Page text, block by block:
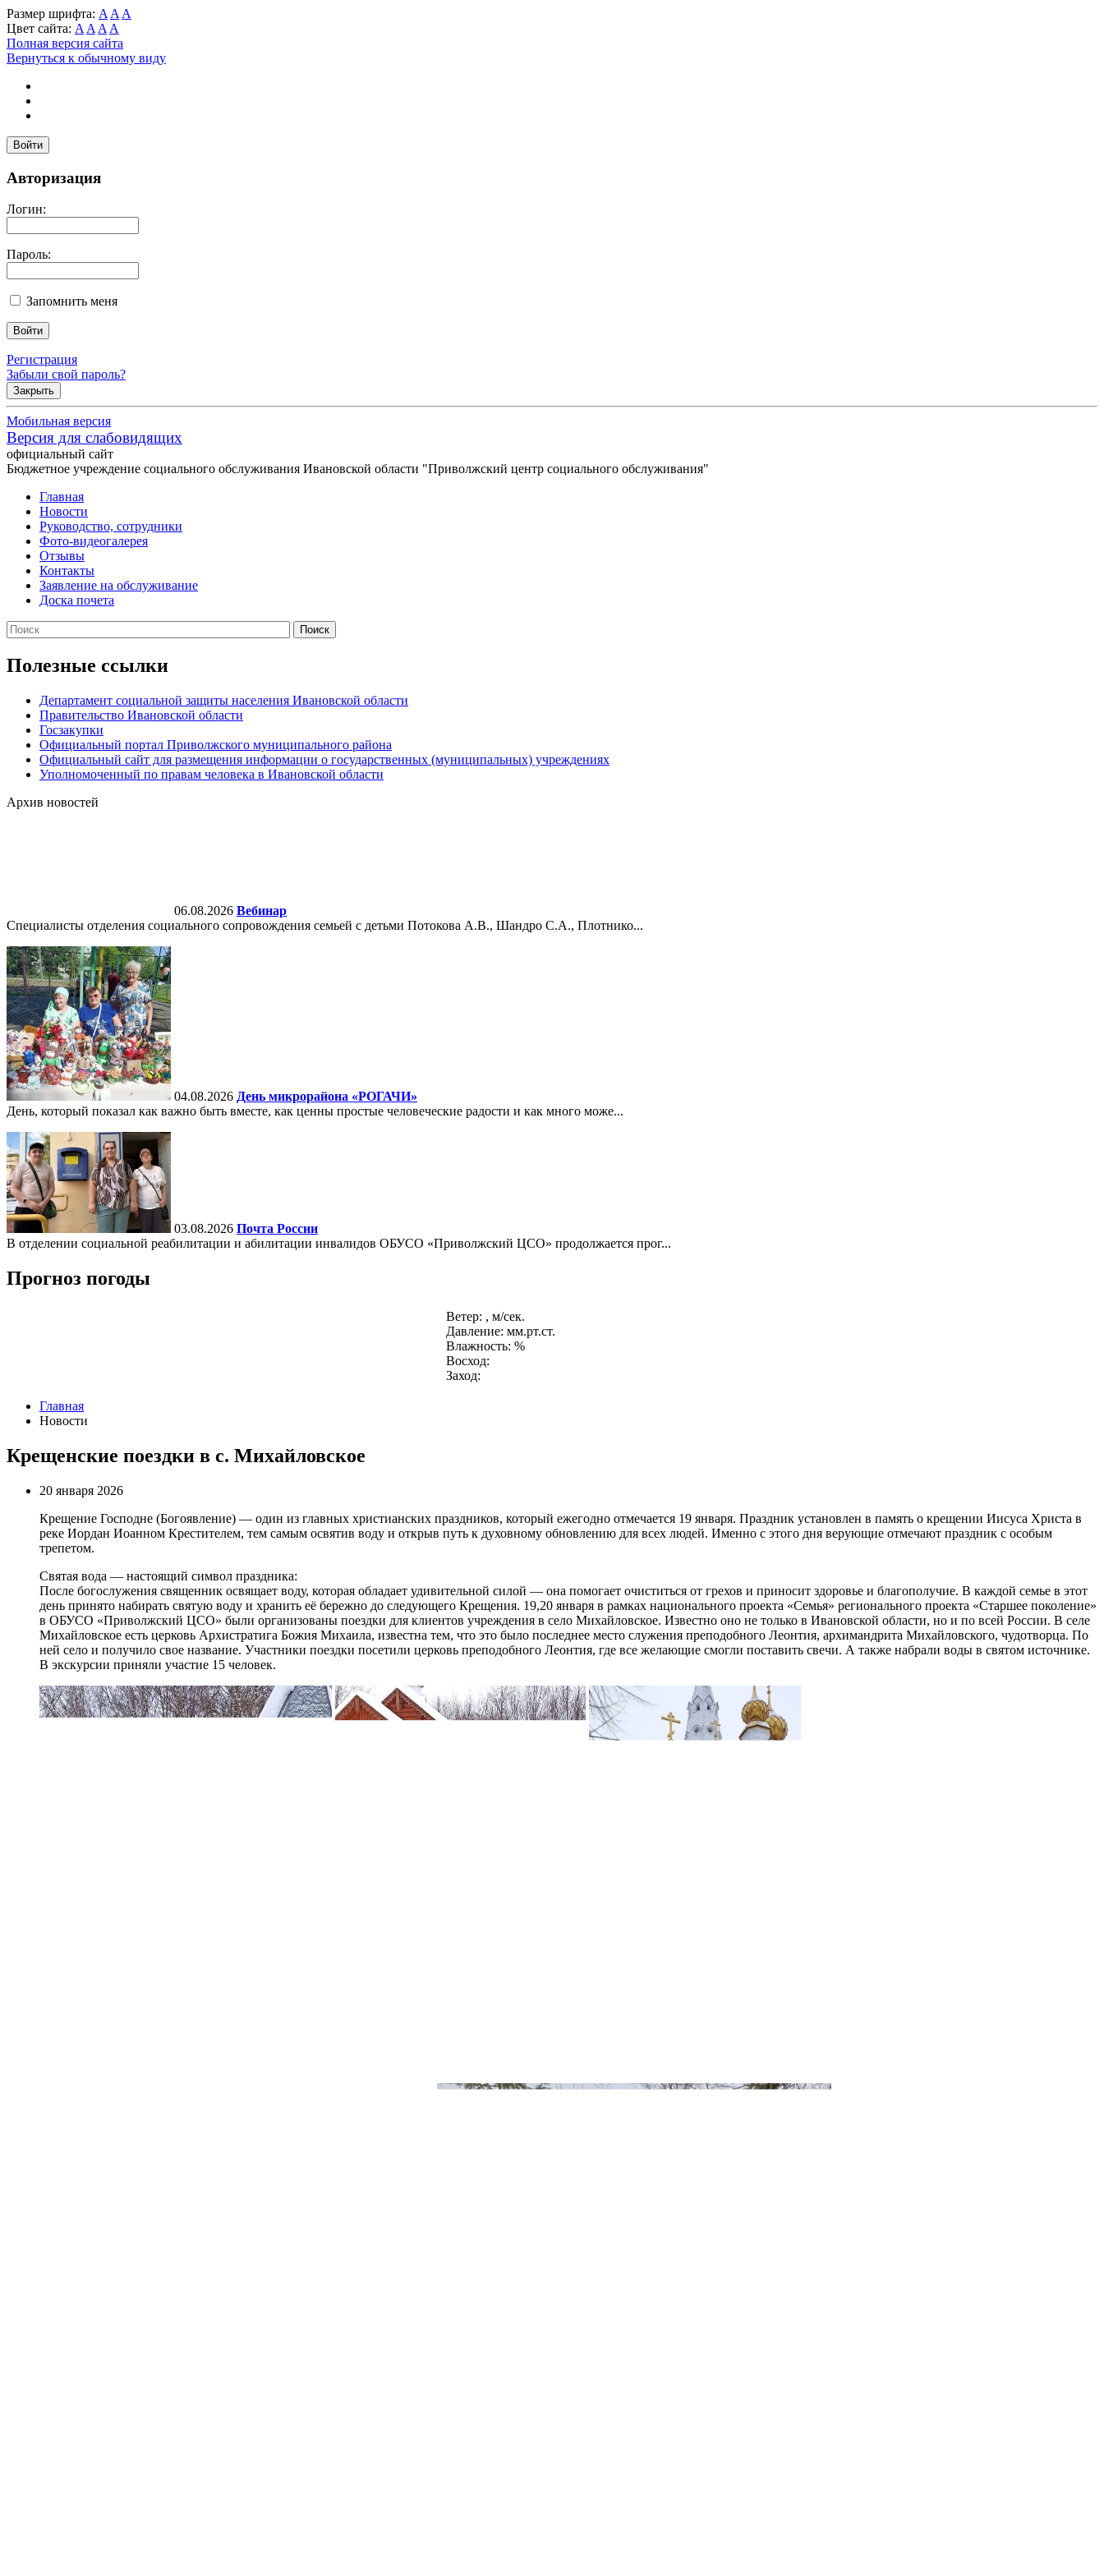
Размер шрифта: A A A
Цвет сайта: A A A A
Полная версия сайта
Вернуться к обычному виду
Войти
Авторизация
Логин:
Пароль:
Запомнить меня
Регистрация
Забыли свой пароль?
Закрыть
Мобильная версия
Версия для слабовидящих
официальный сайт
Бюджетное учреждение социального обслуживания Ивановской области "Приволжский центр социального обслуживания"
Главная
Новости
Руководство, сотрудники
Фото-видеогалерея
Отзывы
Контакты
Заявление на обслуживание
Доска почета
Полезные ссылки
Департамент социальной защиты населения Ивановской области
Правительство Ивановской области
Госзакупки
Официальный портал Приволжского муниципального района
Официальный сайт для размещения информации о государственных (муниципальных) учреждениях
Уполномоченный по правам человека в Ивановской области
Архив новостей
06.08.2026 Вебинар
Специалисты отделения социального сопровождения семьей с детьми Потокова А.В., Шандро С.А., Плотнико...
04.08.2026 День микрорайона «РОГАЧИ»
День, который показал как важно быть вместе, как ценны простые человеческие радости и как много може...
03.08.2026 Почта России
В отделении социальной реабилитации и абилитации инвалидов ОБУСО «Приволжский ЦСО» продолжается прог...
Прогноз погоды
Ветер: , м/сек.
Давление: мм.рт.ст.
Влажность: %
Восход:
Заход:
Главная
Новости
Крещенские поездки в с. Михайловское
20 января 2026
Крещение Господне (Богоявление) — один из главных христианских праздников, который ежегодно отмечается 19 января. Праздник установлен в память о крещении Иисуса Христа в
реке Иордан Иоанном Крестителем, тем самым освятив воду и открыв путь к духовному обновлению для всех людей. Именно с этого дня верующие отмечают праздник с особым
трепетом.
Святая вода — настоящий символ праздника:
После богослужения священник освящает воду, которая обладает удивительной силой — она помогает очиститься от грехов и приносит здоровье и благополучие. В каждой семье в этот
день принято набирать святую воду и хранить её бережно до следующего Крещения. 19,20 января в рамках национального проекта «Семья» регионального проекта «Старшее поколение»
в ОБУСО «Приволжский ЦСО» были организованы поездки для клиентов учреждения в село Михайловское. Известно оно не только в Ивановской области, но и по всей России. В селе
Михайловское есть церковь Архистратига Божия Михаила, известна тем, что это было последнее место служения преподобного Леонтия, архимандрита Михайловского, чудотворца. По
ней село и получило свое название. Участники поездки посетили церковь преподобного Леонтия, где все желающие смогли поставить свечи. А также набрали воды в святом источнике.
В экскурсии приняли участие 15 человек.